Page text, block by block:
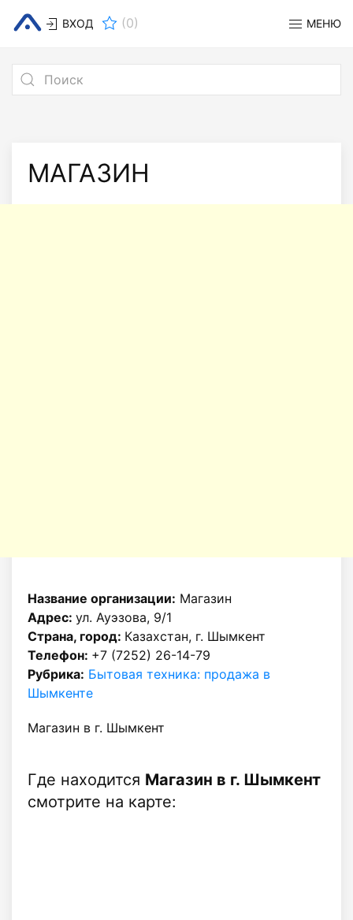
ВХОД (0) МЕНЮ
МАГАЗИН
Название организации: Магазин
Адрес: ул. Ауэзова, 9/1
Страна, город: Казахстан, г. Шымкент
Телефон: +7 (7252) 26-14-79
Рубрика: Бытовая техника: продажа в
Шымкенте
Магазин в г. Шымкент
Где находится Магазин в г. Шымкент
смотрите на карте: